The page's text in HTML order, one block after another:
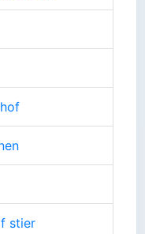
stier